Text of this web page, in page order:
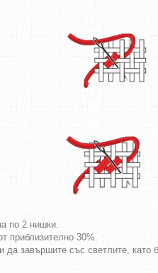
по 2 нишки.
приблизително 30%.
завършите със светлите,